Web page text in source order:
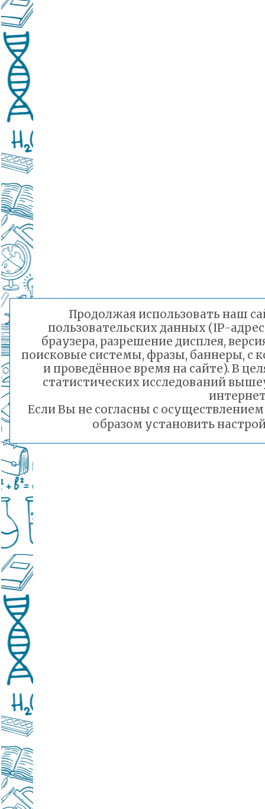
Продолжая использовать наш
пользовательских данных (IP-
браузера, разрешение дисплея,
поисковые системы, фразы, баннеры, с
и проведённое время на сайте). В
статистических исследований
Если Вы не согласны с
образом установить